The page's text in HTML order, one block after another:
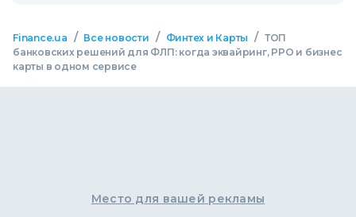
Finance.ua / Все новости / Финтех и Карты / ТОП
банковских решений для ФЛП: когда эквайринг, РРО и бизнес
карты в одном сервисе
Место для вашей рекламы